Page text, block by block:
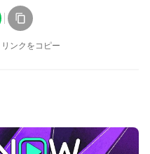
リンクをコピー